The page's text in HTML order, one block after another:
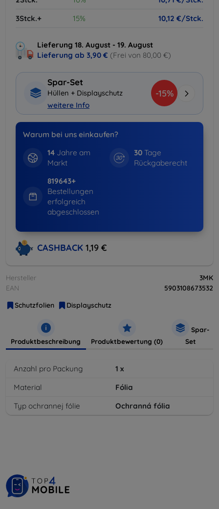
3Stck.+
15% 10,12 €/Stck.
Lieferung 18. August - 19. August
Lieferung ab 3,90 € (Frei von 80,00 €)
Spar-Set
Hüllen + Displayschutz
weitere Info
-15%
Warum bei uns einkaufen?
14Jahre am
Markt
30 Tage
Rückgaberecht
819643+
Bestellungen
erfolgreich
abgeschlossen
CASHBACK 1,19 €
Hersteller
3MK
EAN
5903108673532
Schutzfolien
Displayschutz
Produktbeschreibung Produktbewertung (0)
Spar-
Set
Anzahl pro Packung 1 x
Material
Fólia
Typ ochrannej fólie
Ochranná fólia